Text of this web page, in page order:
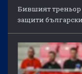
Бившият
защити